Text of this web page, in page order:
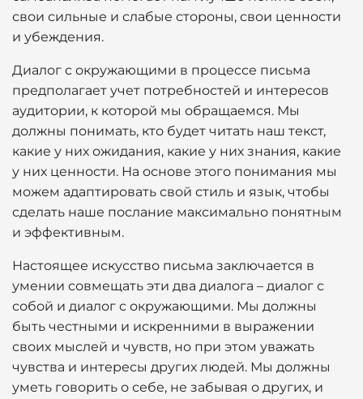
свои сильные и слабые стороны, свои ценности
и убеждения.
Диалог с окружающими в процессе письма
предполагает учет потребностей и интересов
аудитории, к которой мы обращаемся. Мы
должны понимать, кто будет читать наш текст,
какие у них ожидания, какие у них знания, какие
у них ценности. На основе этого понимания мы
можем адаптировать свой стиль и язык, чтобы
сделать наше послание максимально понятным
и эффективным.
Настоящее искусство письма заключается в
умении совмещать эти два диалога – диалог с
собой и диалог с окружающими. Мы должны
быть честными и искренними в выражении
своих мыслей и чувств, но при этом уважать
чувства и интересы других людей. Мы должны
уметь говорить о себе, не забывая о других, и